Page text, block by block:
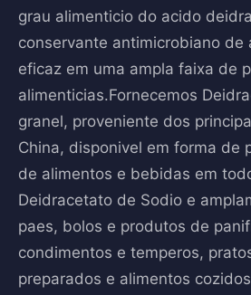
grau alimenticio do acido
conservante antimicrobiano de
eficaz em uma ampla faixa de
alimenticias.Fornecemos
granel, proveniente dos
China, disponivel em forma de
de alimentos e bebidas em
Deidracetato de Sodio e
paes, bolos e produtos de
condimentos e temperos,
preparados e alimentos